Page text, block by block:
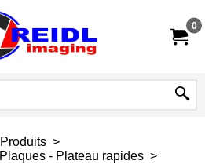
0
Produits >
Plaques - Plateau rapides >